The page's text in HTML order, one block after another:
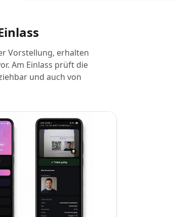
Vorstellung, erhalten
Am Einlass prüft die
und auch von